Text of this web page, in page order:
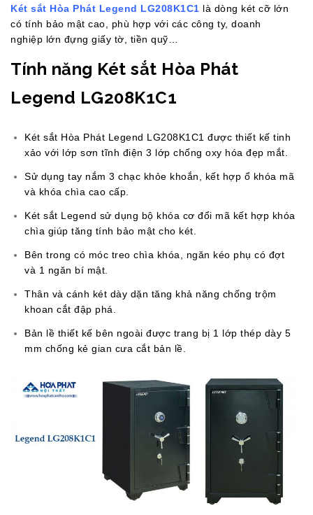
Két sắt Hòa Phát Legend LG208K1C1 là dòng két cỡ lớn
có tính bảo mật cao, phù hợp với các công ty, doanh
nghiệp lớn đựng giấy tờ, tiền quỹ…
Tính năng Két sắt Hòa Phát
Legend LG208K1C1
Két sắt Hòa Phát Legend LG208K1C1 được thiết kế tinh
xảo với lớp sơn tĩnh điện 3 lớp chống oxy hóa đẹp mắt.
Sử dụng tay nắm 3 chạc khỏe khoắn, kết hợp ổ khóa mã
và khóa chìa cao cấp.
Két sắt Legend sử dụng bộ khóa cơ đổi mã kết hợp khóa
chìa giúp tăng tính bảo mật cho két.
Bên trong có móc treo chìa khóa, ngăn kéo phụ có đợt
và 1 ngăn bí mật.
Thân và cánh két dày dặn tăng khả năng chống trộm
khoan cắt đập phá.
Bản lề thiết kế bên ngoài được trang bị 1 lớp thép dày 5
mm chống kẻ gian cưa cắt bản lề.